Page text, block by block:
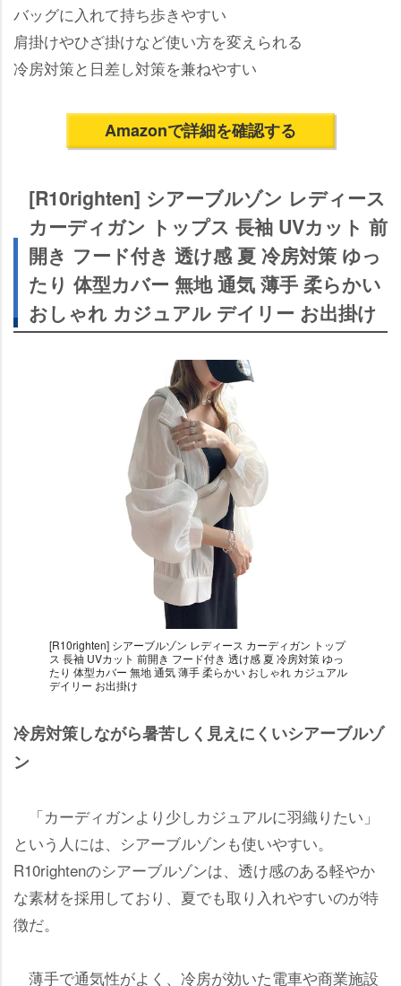
バッグに入れて持ち歩きやすい
肩掛けやひざ掛けなど使い方を変えられる
冷房対策と日差し対策を兼ねやすい
Amazonで詳細を確認する
[R10righten] シアーブルゾン レディース
カーディガン トップス 長袖 UVカット 前
開き フード付き 透け感 夏 冷房対策 ゆっ
たり 体型カバー 無地 通気 薄手 柔らかい
おしゃれ カジュアル デイリー お出掛け
[R10righten] シアーブルゾン レディース カーディガン トップ
ス 長袖 UVカット 前開き フード付き 透け感 夏 冷房対策 ゆっ
たり 体型カバー 無地 通気 薄手 柔らかい おしゃれ カジュアル
デイリー お出掛け
冷房対策しながら暑苦しく見えにくいシアーブルゾ
ン
「カーディガンより少しカジュアルに羽織りたい」
という人には、シアーブルゾンも使いやすい。
R10rightenのシアーブルゾンは、透け感のある軽やか
な素材を採用しており、夏でも取り入れやすいのが特
徴だ。
薄手で通気性がよく、冷房が効いた電車や商業施設